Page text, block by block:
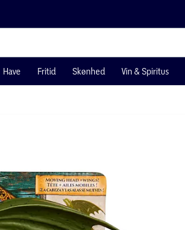
Have Fritid Skønhed Vin & Spiritus